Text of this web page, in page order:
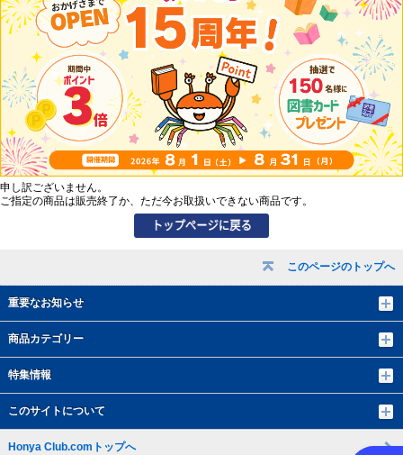
このページのトップへ
重要なお知らせ
商品カテゴリー
特集情報
このサイトについて
申し訳ございません。
ご指定の商品は販売終了か、ただ今お取扱いできない商品です。
Honya Club.comトップへ